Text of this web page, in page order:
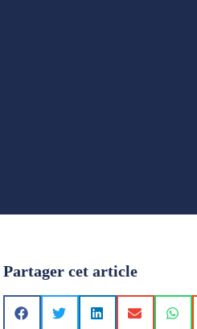
Partager cet article